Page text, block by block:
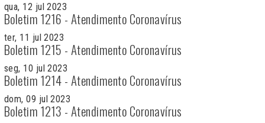
qua, 12 jul 2023
Boletim 1216 - Atendimento Coronavírus
ter, 11 jul 2023
Boletim 1215 - Atendimento Coronavírus
seg, 10 jul 2023
Boletim 1214 - Atendimento Coronavírus
dom, 09 jul 2023
Boletim 1213 - Atendimento Coronavírus